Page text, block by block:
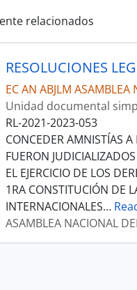
relacionados
RESOLUCIONES
EC AN ABJLM
Unidad documental
RL-2021-2023-053
CONCEDER AMNISTÍAS
FUERON
EL EJERCICIO DE LOS
1RA CONSTITUCIÓN DE
INTERNACIONALES…
ASAMBLEA NACIONAL